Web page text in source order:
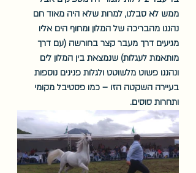
ממש לא סבלנו, למרות שלא היה מאוד חם
נהננו מהבריכה של המלון ומחוף הים אליו
מגיעים דרך מעבר קצר בחורשה (עם דרך
מותאמת לעגלות) שנמצאת בין המלון לים
ונהננו פשוט מלשוטט ולגלות פנינים נוספות
בעיירה השקטה הזו – כמו פסטיבל מקומי
ותחרות סוסים.